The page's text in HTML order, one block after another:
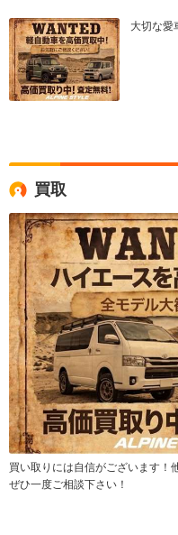
大切な愛
買取
買い取りには自信がございます！
ぜひ一度ご相談下さい！